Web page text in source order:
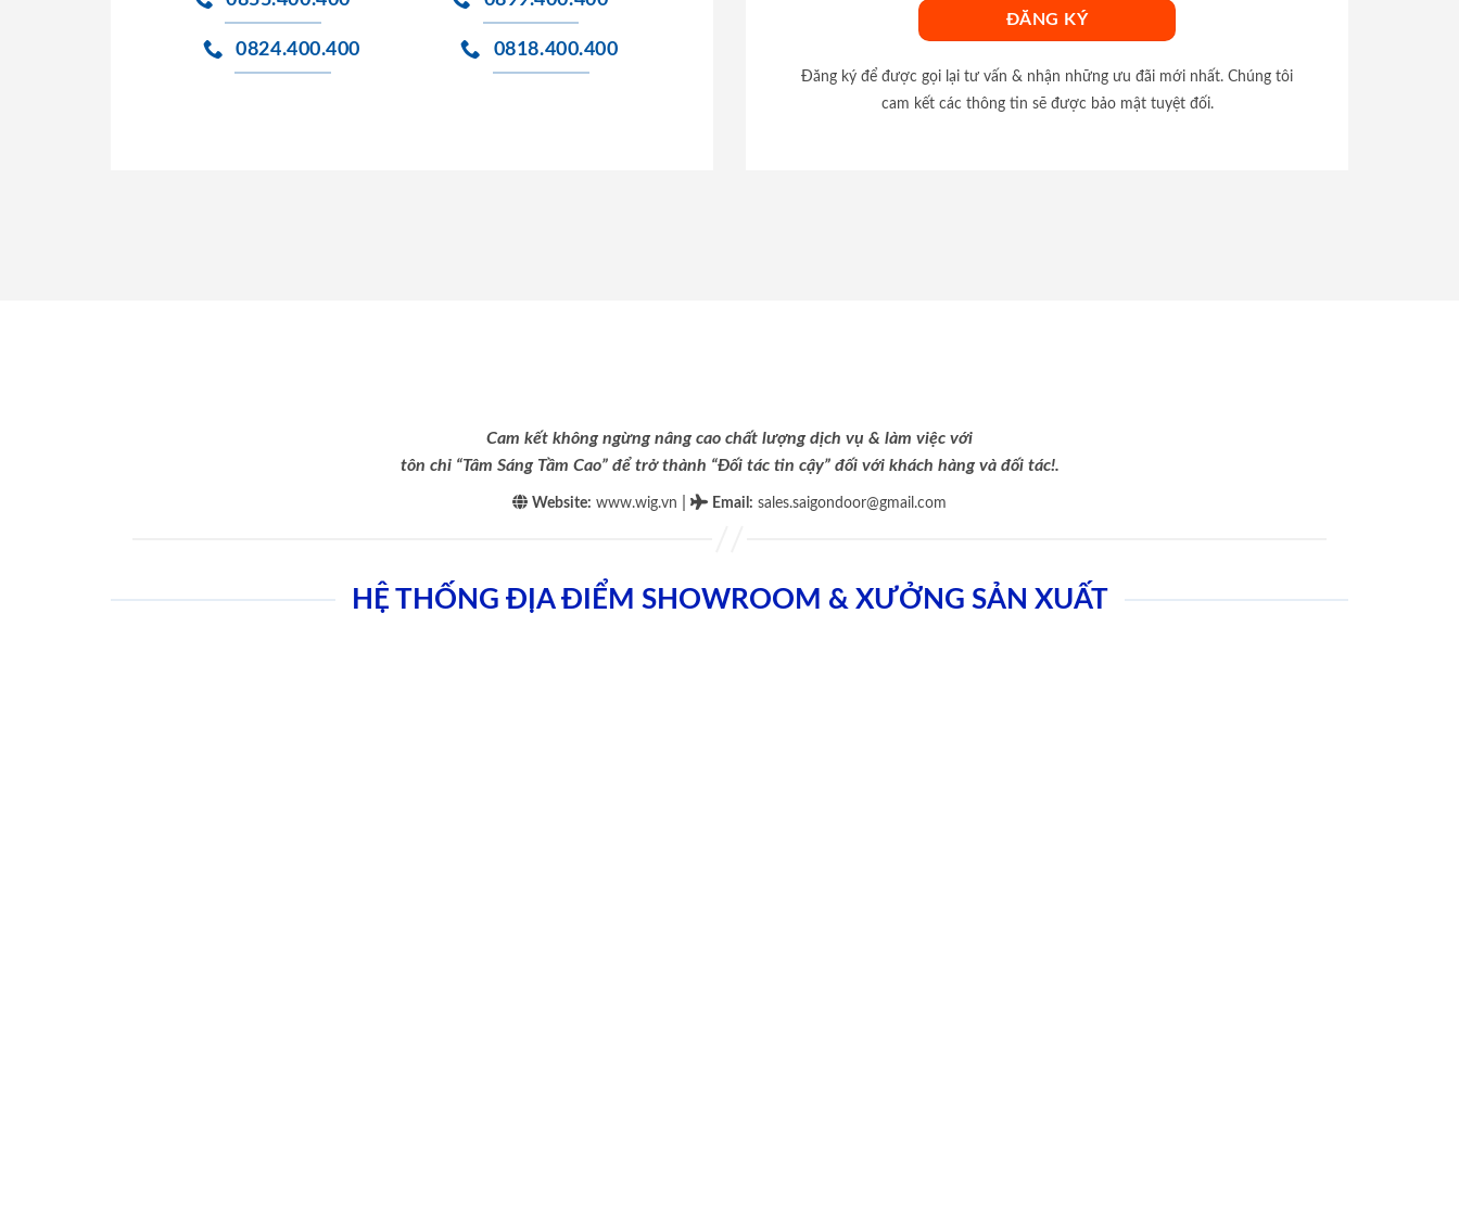
0824.400.400 0818.400.400
Đăng ký để được gọi lại tư vấn & nhận những ưu đãi mới nhất. Chúng tôi
cam kết các thông tin sẽ được bảo mật tuyệt đối.
Cam kết không ngừng nâng cao chất lượng dịch vụ & làm việc với
tôn chỉ “Tâm Sáng Tầm Cao” để trở thành “Đối tác tin cậy” đối với khách hàng và đối tác!.
Website: www.wig.vn Email : sales.saigondoor@gmail.com
HỆ THỐNG ĐỊA ĐIỂM SHOWROOM & XƯỞNG SẢN XUẤT